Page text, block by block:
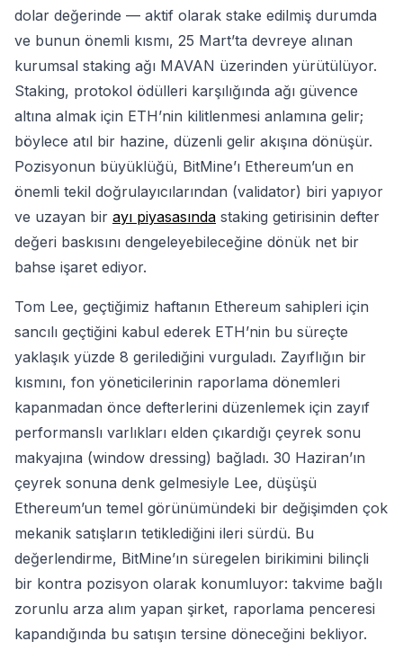
dolar değerinde — aktif olarak stake edilmiş durumda
ve bunun önemli kısmı, 25 Mart’ta devreye alınan
kurumsal staking ağı MAVAN üzerinden yürütülüyor.
Staking, protokol ödülleri karşılığında ağı güvence
altına almak için ETH’nin kilitlenmesi anlamına gelir;
böylece atıl bir hazine, düzenli gelir akışına dönüşür.
Pozisyonun büyüklüğü, BitMine’ı Ethereum’un en
önemli tekil doğrulayıcılarından (validator) biri yapıyor
ve uzayan bir ayı piyasasında staking getirisinin defter
değeri baskısını dengeleyebileceğine dönük net bir
bahse işaret ediyor.
Tom Lee, geçtiğimiz haftanın Ethereum sahipleri için
sancılı geçtiğini kabul ederek ETH’nin bu süreçte
yaklaşık yüzde 8 gerilediğini vurguladı. Zayıflığın bir
kısmını, fon yöneticilerinin raporlama dönemleri
kapanmadan önce defterlerini düzenlemek için zayıf
performanslı varlıkları elden çıkardığı çeyrek sonu
makyajına (window dressing) bağladı. 30 Haziran’ın
çeyrek sonuna denk gelmesiyle Lee, düşüşü
Ethereum’un temel görünümündeki bir değişimden çok
mekanik satışların tetiklediğini ileri sürdü. Bu
değerlendirme, BitMine’ın süregelen birikimini bilinçli
bir kontra pozisyon olarak konumluyor: takvime bağlı
zorunlu arza alım yapan şirket, raporlama penceresi
kapandığında bu satışın tersine döneceğini bekliyor.